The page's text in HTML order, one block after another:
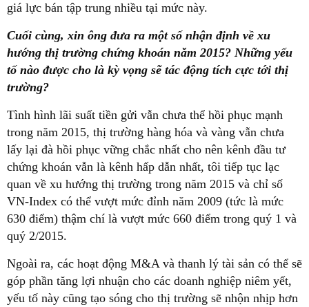
giá lực bán tập trung nhiều tại mức này.
Cuối cùng, xin ông đưa ra một số nhận định về xu
hướng thị trường chứng khoán năm 2015? Những yếu
tố nào được cho là kỳ vọng sẽ tác động tích cực tới thị
trường?
Tình hình lãi suất tiền gửi vẫn chưa thể hồi phục mạnh
trong năm 2015, thị trường hàng hóa và vàng vẫn chưa
lấy lại đà hồi phục vững chắc nhất cho nên kênh đầu tư
chứng khoán vẫn là kênh hấp dẫn nhất, tôi tiếp tục lạc
quan về xu hướng thị trường trong năm 2015 và chỉ số
VN-Index có thể vượt mức đỉnh năm 2009 (tức là mức
630 điểm) thậm chí là vượt mức 660 điểm trong quý 1 và
quý 2/2015.
Ngoài ra, các hoạt động M&A và thanh lý tài sản có thể sẽ
góp phần tăng lợi nhuận cho các doanh nghiệp niêm yết,
yếu tố này cũng tạo sóng cho thị trường sẽ nhộn nhịp hơn